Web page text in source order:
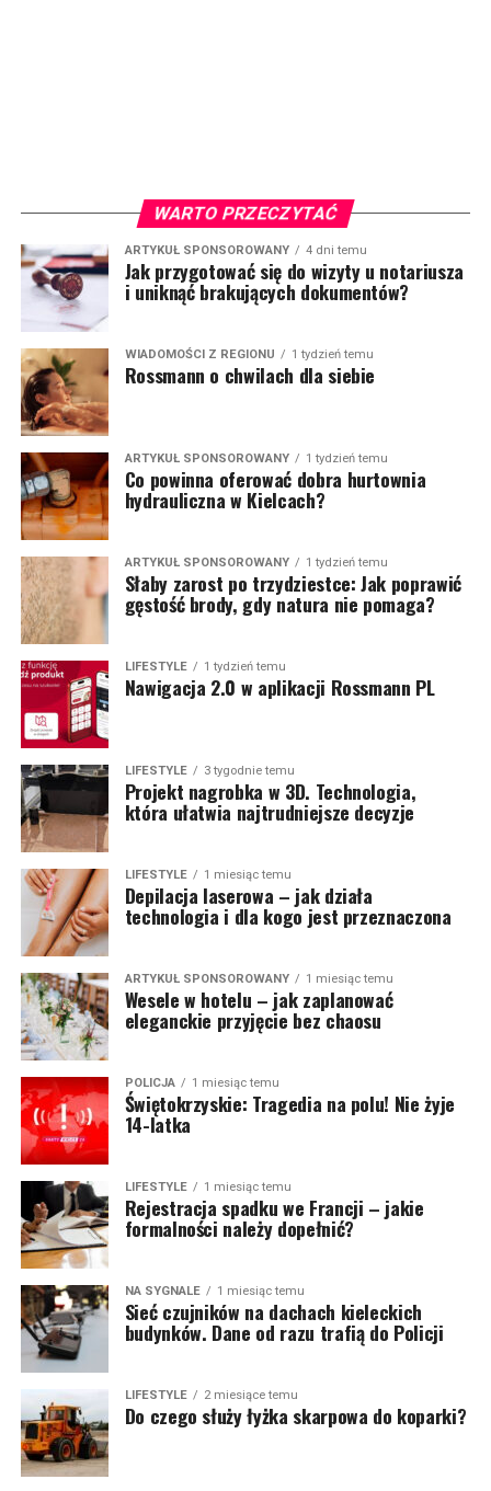
WARTO PRZECZYTAĆ
ARTYKUŁ SPONSOROWANY 4 dni temu
Jak przygotować się do wizyty u notariusza
i uniknąć brakujących dokumentów?
WIADOMOŚCI Z REGIONU 1 tydzień temu
Rossmann o chwilach dla siebie
ARTYKUŁ SPONSOROWANY 1 tydzień temu
Co powinna oferować dobra hurtownia
hydrauliczna w Kielcach?
ARTYKUŁ SPONSOROWANY 1 tydzień temu
Słaby zarost po trzydziestce: Jak poprawić
gęstość brody, gdy natura nie pomaga?
LIFESTYLE 1 tydzień temu
Nawigacja 2.0 w aplikacji Rossmann PL
LIFESTYLE 3 tygodnie temu
Projekt nagrobka w 3D. Technologia,
która ułatwia najtrudniejsze decyzje
LIFESTYLE 1 miesiąc temu
Depilacja laserowa – jak działa
technologia i dla kogo jest przeznaczona
ARTYKUŁ SPONSOROWANY 1 miesiąc temu
Wesele w hotelu – jak zaplanować
eleganckie przyjęcie bez chaosu
POLICJA 1 miesiąc temu
Świętokrzyskie: Tragedia na polu! Nie żyje
14-latka
LIFESTYLE 1 miesiąc temu
Rejestracja spadku we Francji – jakie
formalności należy dopełnić?
NA SYGNALE 1 miesiąc temu
Sieć czujników na dachach kieleckich
budynków. Dane od razu trafią do Policji
LIFESTYLE 2 miesiące temu
Do czego służy łyżka skarpowa do koparki?